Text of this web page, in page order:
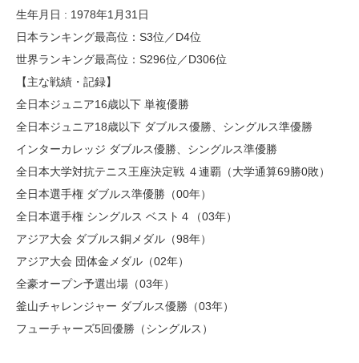
生年月日 : 1978年1月31日
日本ランキング最高位：S3位／D4位
世界ランキング最高位：S296位／D306位
【主な戦績・記録】
全日本ジュニア16歳以下 単複優勝
全日本ジュニア18歳以下 ダブルス優勝、シングルス準優勝
インターカレッジ ダブルス優勝、シングルス準優勝
全日本大学対抗テニス王座決定戦 ４連覇（大学通算69勝0敗）
全日本選手権 ダブルス準優勝（00年）
全日本選手権 シングルス ベスト４（03年）
アジア大会 ダブルス銅メダル（98年）
アジア大会 団体金メダル（02年）
全豪オープン予選出場（03年）
釜山チャレンジャー ダブルス優勝（03年）
フューチャーズ5回優勝（シングルス）